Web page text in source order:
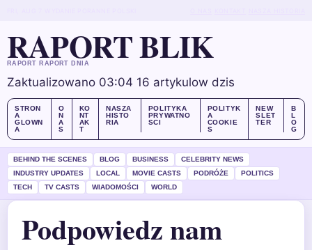
RAPORT BLIK
RAPORT RAPORT DNIA
Zaktualizowano 03:04 16 artykulow dzis
STRON
A
GLOWN
A
O
N
A
S
KO
NT
AK
T
NASZA
HISTO
RIA
POLITYKA
PRYWATNO
SCI
POLITYK
A
COOKIE
S
NEW
SLET
TER
B
L
O
G
BEHIND THE SCENES BLOG BUSINESS
CELEBRITY NEWS
INDUSTRY UPDATES
LOCAL MOVIE CASTS PODRÓŻE
POLITICS
TECH
TV CASTS WIADOMOŚCI WORLD
Podpowiedz nam